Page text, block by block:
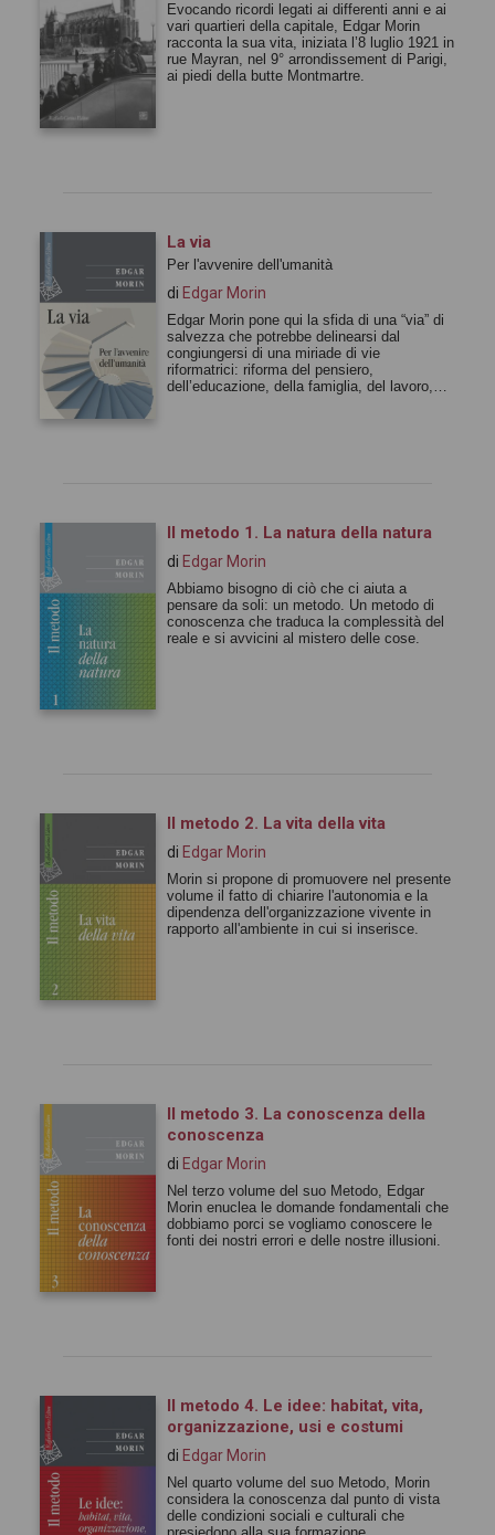
Evocando ricordi legati ai differenti anni e ai
vari quartieri della capitale, Edgar Morin
racconta la sua vita, iniziata l’8 luglio 1921 in
rue Mayran, nel 9° arrondissement di Parigi,
ai piedi della butte Montmartre.
La via
Per l'avvenire dell'umanità
di Edgar Morin
Edgar Morin pone qui la sfida di una “via” di
salvezza che potrebbe delinearsi dal
congiungersi di una miriade di vie
riformatrici: riforma del pensiero,
dell’educazione, della famiglia, del lavoro,
Il metodo 1. La natura della natura
di Edgar Morin
Abbiamo bisogno di ciò che ci aiuta a
pensare da soli: un metodo. Un metodo di
conoscenza che traduca la complessità del
reale e si avvicini al mistero delle cose.
Il metodo 2. La vita della vita
di Edgar Morin
Morin si propone di promuovere nel presente
volume il fatto di chiarire l'autonomia e la
dipendenza dell'organizzazione vivente in
rapporto all'ambiente in cui si inserisce.
Il metodo 3. La conoscenza della
conoscenza
di Edgar Morin
Nel terzo volume del suo Metodo, Edgar
Morin enuclea le domande fondamentali che
dobbiamo porci se vogliamo conoscere le
fonti dei nostri errori e delle nostre illusioni.
Il metodo 4. Le idee: habitat, vita,
organizzazione, usi e costumi
di Edgar Morin
Nel quarto volume del suo Metodo, Morin
considera la conoscenza dal punto di vista
delle condizioni sociali e culturali che